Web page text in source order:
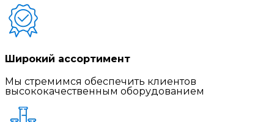
Широкий ассортимент
Мы стремимся обеспечить клиентов
высококачественным оборудованием